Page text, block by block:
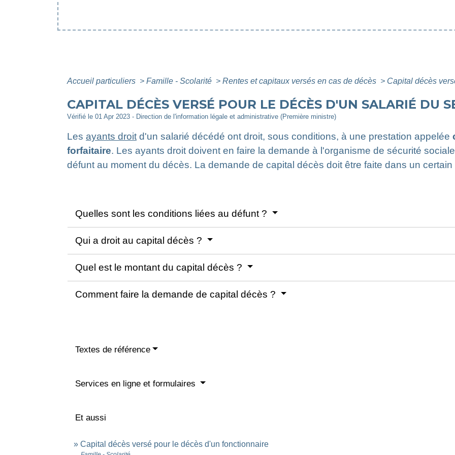
Accueil particuliers > Famille - Scolarité > Rentes et capitaux versés en cas de décès > Capital décès
CAPITAL DÉCÈS VERSÉ POUR LE DÉCÈS D'UN SALARIÉ DU
Vérifié le 01 Apr 2023 - Direction de l'information légale et administrative (Première ministre)
Les ayants droit d'un salarié décédé ont droit, sous conditions, à une prestation appelée
forfaitaire. Les ayants droit doivent en faire la demande à l'organisme de sécurité
défunt au moment du décès. La demande de capital décès doit être faite dans un certain
Quelles sont les conditions liées au défunt ?
Qui a droit au capital décès ?
Quel est le montant du capital décès ?
Comment faire la demande de capital décès ?
Textes de référence
Services en ligne et formulaires
Et aussi
Capital décès versé pour le décès d'un fonctionnaire